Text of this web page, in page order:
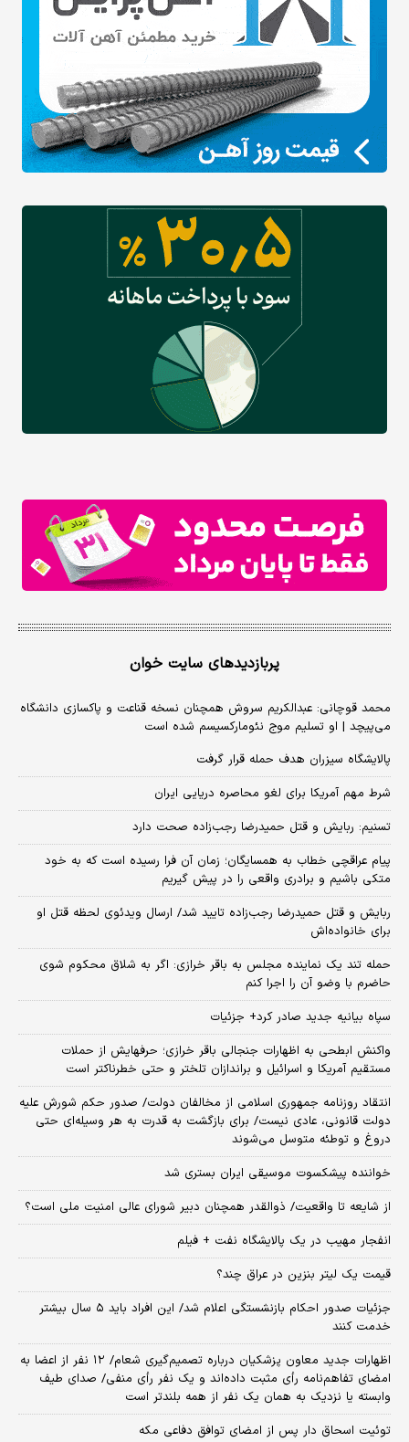
پربازدیدهای سایت خوان
محمد قوچانی: عبدالکریم سروش همچنان نسخه قناعت و پاکسازی دانشگاه
می‌پیچد | او تسلیم موج نئومارکسیسم شده است
پالایشگاه سیزران هدف حمله قرار گرفت
شرط مهم آمریکا برای لغو محاصره دریایی ایران
تسنیم: ربایش و قتل حمیدرضا رجب‌زاده صحت دارد
پیام عراقچی خطاب به همسایگان؛ زمان آن فرا رسیده است که به خود
متکی باشیم و برادری واقعی را در پیش گیریم
ربایش و قتل حمیدرضا رجب‌زاده تایید شد/ ارسال ویدئوی لحظه قتل او
برای خانواده‌اش
حمله تند یک نماینده مجلس به باقر خرازی: اگر به شلاق محکوم شوی
حاضرم با وضو آن را اجرا کنم
سپاه بیانیه جدید صادر کرد+ جزئیات
واکنش ابطحی به اظهارات جنجالی باقر خرازی؛ حرفهایش از حملات
مستقیم آمریکا و اسرائیل و براندازان تلختر و حتی خطرناکتر است
انتقاد روزنامه جمهوری اسلامی از مخالفان دولت/ صدور حکم شورش علیه
دولت قانونی، عادی نیست/ برای بازگشت به قدرت به هر وسیله‌ای حتی
دروغ و توطئه متوسل می‌شوند
خواننده پیشکسوت موسیقی ایران بستری شد
از شایعه تا واقعیت/ ذوالقدر همچنان دبیر شورای ‌عالی امنیت ملی است؟
انفجار مهیب در یک پالایشگاه نفت + فیلم
قیمت یک لیتر بنزین در عراق چند؟
جزئیات صدور احکام بازنشستگی اعلام شد/ این افراد باید ۵ سال بیشتر
خدمت کنند
اظهارات جدید معاون پزشکیان درباره تصمیم‌گیری شعام/ ۱۲ نفر از اعضا به
امضای تفاهم‌نامه رأی مثبت داده‌اند و یک نفر رأی منفی/ صدای طیف
وابسته یا نزدیک به همان یک نفر از همه بلندتر است
توئیت اسحاق دار پس از امضای توافق دفاعی مکه